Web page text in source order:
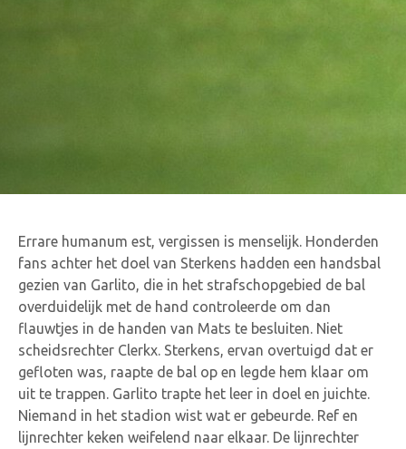
Errare humanum est, vergissen is menselijk. Honderden
fans achter het doel van Sterkens hadden een handsbal
gezien van Garlito, die in het strafschopgebied de bal
overduidelijk met de hand controleerde om dan
flauwtjes in de handen van Mats te besluiten. Niet
scheidsrechter Clerkx. Sterkens, ervan overtuigd dat er
gefloten was, raapte de bal op en legde hem klaar om
uit te trappen. Garlito trapte het leer in doel en juichte.
Niemand in het stadion wist wat er gebeurde. Ref en
lijnrechter keken weifelend naar elkaar. De lijnrechter